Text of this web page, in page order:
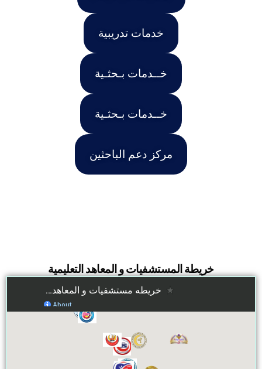
خدمات تدريبية
خــدمات بـحثـية
خــدمات بـحثـية
مركز دعم الباحثين
خريطة المستشفيات و المعاهد التعليمية